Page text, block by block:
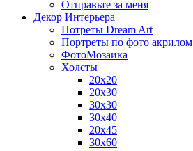
Отправьте за меня
Декор Интерьера
Потреты Dream Art
Портреты по фото акрилом
ФотоМозаика
Холсты
20х20
20х30
30х30
30х40
20х45
30х60